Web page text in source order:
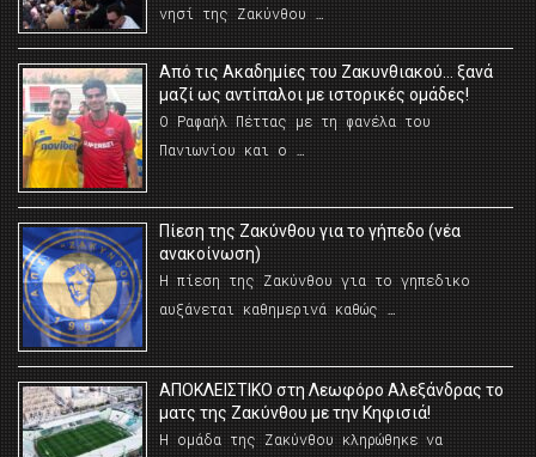
νησί της Ζακύνθου …
Από τις Ακαδημίες του Ζακυνθιακού… ξανά
μαζί ως αντίπαλοι με ιστορικές ομάδες!
Ο Ραφαήλ Πέττας με τη φανέλα του
Πανιωνίου και ο …
Πίεση της Ζακύνθου για το γήπεδο (νέα
ανακοίνωση)
Η πίεση της Ζακύνθου για το γηπεδικο
αυξάνεται καθημερινά καθώς …
AΠΟΚΛΕΙΣΤΙΚΟ στη Λεωφόρο Αλεξάνδρας το
ματς της Ζακύνθου με την Κηφισιά!
Η ομάδα της Ζακύνθου κληρώθηκε να